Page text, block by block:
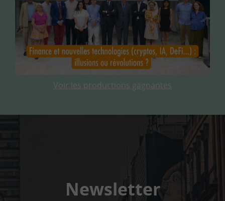
Voir les productions gagnantes
Newsletter